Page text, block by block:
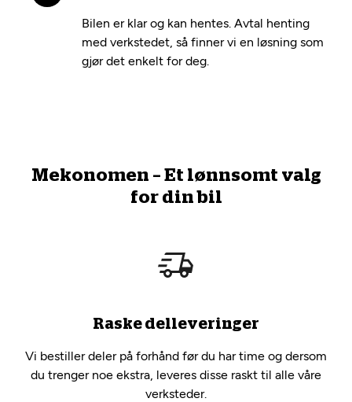
Bilen er klar og kan hentes. Avtal henting
med verkstedet, så finner vi en løsning som
gjør det enkelt for deg.
Mekonomen – Et lønnsomt valg
for din bil
Raske delleveringer
Vi bestiller deler på forhånd før du har time og dersom
du trenger noe ekstra, leveres disse raskt til alle våre
verksteder.